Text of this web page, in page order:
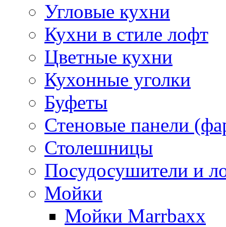
Угловые кухни
Кухни в стиле лофт
Цветные кухни
Кухонные уголки
Буфеты
Стеновые панели
Столешницы
Посудосушители и
Мойки
Мойки Marrbaxx